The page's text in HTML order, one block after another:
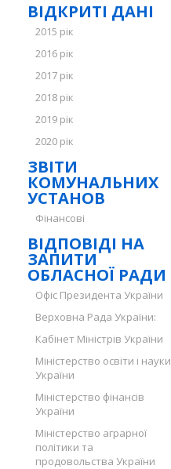
ВІДКРИТІ ДАНІ
2015 рік
2016 рік
2017 рік
2018 рік
2019 рік
2020 рік
ЗВІТИ
КОМУНАЛЬНИХ
УСТАНОВ
Фінансові
ВІДПОВІДІ НА
ЗАПИТИ
ОБЛАСНОЇ РАДИ
Офіс Президента України
Верховна Рада України:
Кабінет Міністрів України
Міністерство освіти і науки
України
Міністерство фінансів
України
Міністерство аграрної
політики та
продовольства України